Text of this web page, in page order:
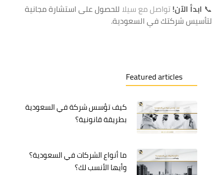
📞 ابدأ الآن!تواصل مع سيلاللحصول على استشارة مجانية
لتأسيس شركتك في السعودية.
Featured articles
كيف تؤسس شركة في السعودية
بطريقة قانونية؟
ما أنواع الشركات في السعودية؟
وأيها الأنسب لك؟